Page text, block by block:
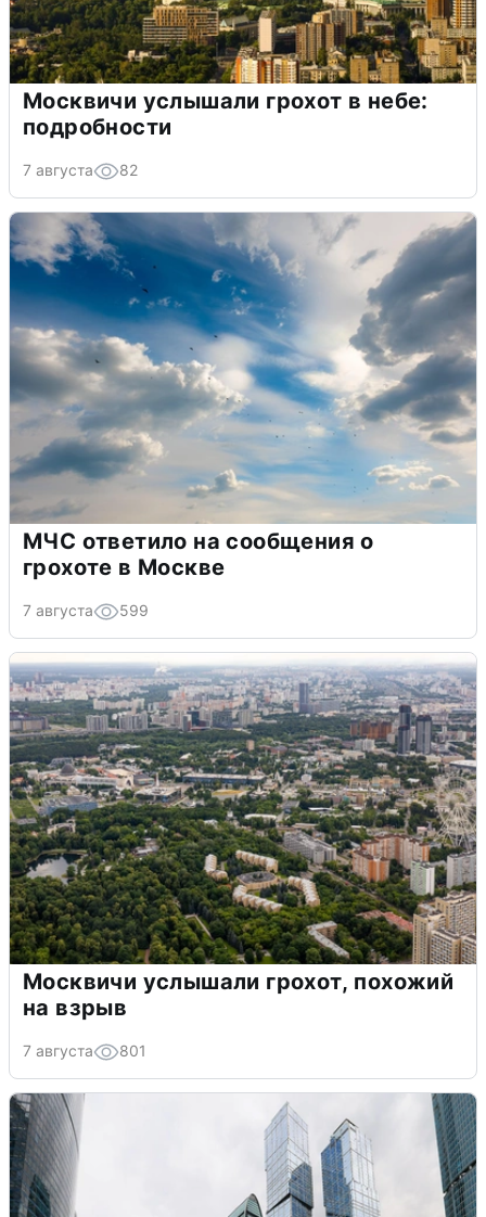
Москвичи услышали грохот в небе:
подробности
7 августа 82
МЧС ответило на сообщения о
грохоте в Москве
7 августа 599
Москвичи услышали грохот, похожий
на взрыв
7 августа 801